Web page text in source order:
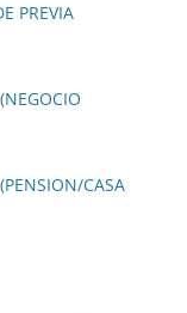
PREVIA
CASA